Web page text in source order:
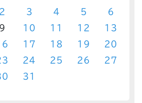
2 3 4 5
6
9 10 11 12
13
17 18 19
20
24 25 26
27
31